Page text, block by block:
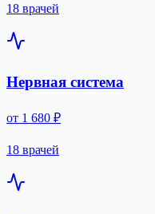
18 врачей
Нервная система
от 1 680 ₽
18 врачей